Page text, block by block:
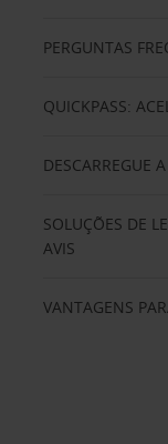
PERGUNTAS
QUICKPASS:
DESCARREGUE
SOLUÇÕES DE
AVIS
VANTAGENS